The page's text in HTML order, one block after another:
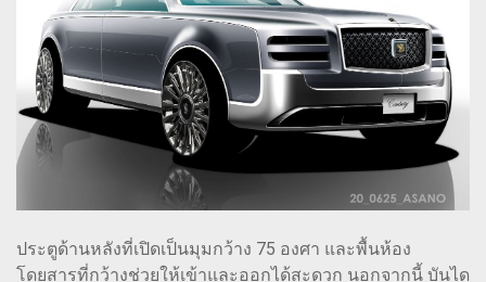
ประตูด้านหลังที่เปิดเป็นมุมกว้าง 75 องศา และพื้นห้อง
โดยสารที่กว้างช่วยให้เข้าและออกได้สะดวก นอกจากนี้ บันได